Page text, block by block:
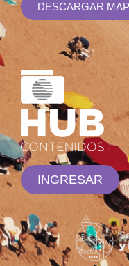
DESCARGAR
INGRESAR